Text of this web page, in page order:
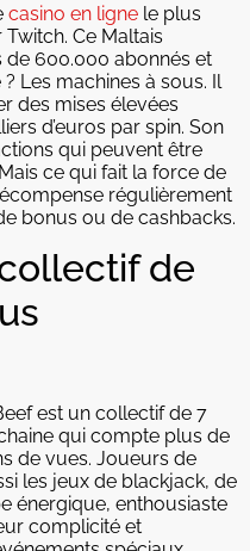
casino en ligne le plus
Ce Maltais
de 600.000 abonnés et
Les machines à sous. Il
des mises élevées
d’euros par spin. Son
qui peuvent être
ce qui fait la force de
régulièrement
bonus ou de cashbacks.
de
est un collectif de 7
qui compte plus de
de vues. Joueurs de
les jeux de blackjack, de
énergique, enthousiaste
complicité et